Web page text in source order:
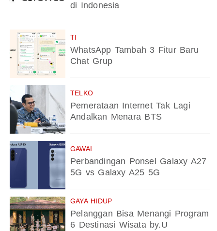
di Indonesia
TI
WhatsApp Tambah 3 Fitur Baru
Chat Grup
TELKO
Pemerataan Internet Tak Lagi
Andalkan Menara BTS
GAWAI
Perbandingan Ponsel Galaxy A27
5G vs Galaxy A25 5G
GAYA HIDUP
Pelanggan Bisa Menangi Program
6 Destinasi Wisata by.U